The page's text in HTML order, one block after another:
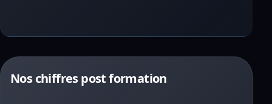
Nos chiffres post formation